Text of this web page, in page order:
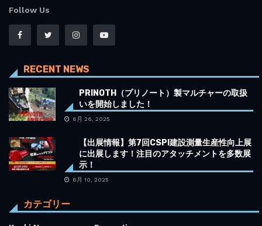
Follow Us
RECENT NEWS
PRINOTH（プリノート）製マルチャーの取扱
いを開始しました！
6月 26, 2025
【出展情報】第7回CSPI建設測量生産性向上展
に出展します！注目のアタッチメントを多数展
示！
6月 10, 2025
カテゴリー